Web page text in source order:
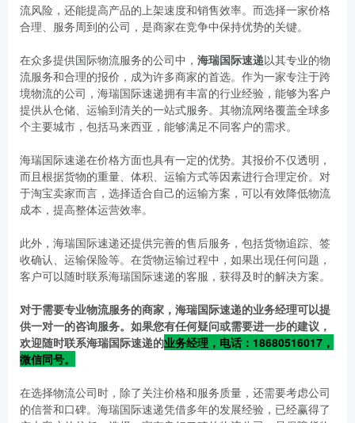
流风险，还能提高产品的上架速度和销售效率。而选择一家价格
合理、服务周到的公司，是商家在竞争中保持优势的关键。
在众多提供国际物流服务的公司中， 海瑞国际速递以其专业的物
流服务和合理的报价，成为许多商家的首选。作为一家专注于跨
境物流的公司，海瑞国际速递拥有丰富的行业经验，能够为客户
提供从仓储、运输到清关的一站式服务。其物流网络覆盖全球多
个主要城市，包括马来西亚，能够满足不同客户的需求。
海瑞国际速递在价格方面也具有一定的优势。其报价不仅透明，
而且根据货物的重量、体积、运输方式等因素进行合理定价。对
于淘宝卖家而言，选择适合自己的运输方案，可以有效降低物流
成本，提高整体运营效率。
此外，海瑞国际速递还提供完善的售后服务，包括货物追踪、签
收确认、运输保险等。在货物运输过程中，如果出现任何问题，
客户可以随时联系海瑞国际速递的客服，获得及时的解决方案。
对于需要专业物流服务的商家，海瑞国际速递的业务经理可以提
供一对一的咨询服务。如果您有任何疑问或需要进一步的建议，
欢迎随时联系海瑞国际速递的业务经理，电话：18680516017，
微信同号。
在选择物流公司时，除了关注价格和服务质量，还需要考虑公司
的信誉和口碑。海瑞国际速递凭借多年的发展经验，已经赢得了